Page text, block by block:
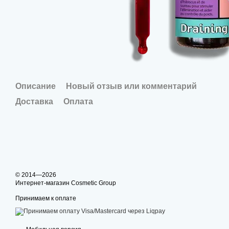
Описание
Новый отзыв или комментарий
Доставка
Оплата
© 2014—2026
Интернет-магазин Cosmetic Group
Принимаем к оплате